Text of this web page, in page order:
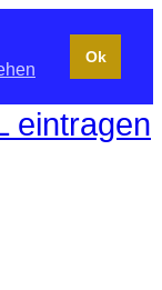
Ok
eintragen